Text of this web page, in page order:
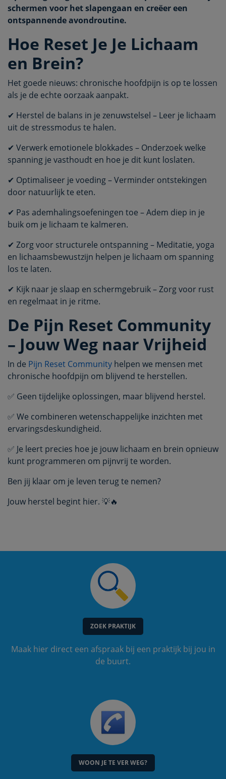
schermen voor het slapengaan en creëer een
ontspannende avondroutine.
Hoe Reset Je Je Lichaam
en Brein?
Het goede nieuws: chronische hoofdpijn is op te lossen
als je de echte oorzaak aanpakt.
✔ Herstel de balans in je zenuwstelsel – Leer je lichaam
uit de stressmodus te halen.
✔ Verwerk emotionele blokkades – Onderzoek welke
spanning je vasthoudt en hoe je dit kunt loslaten.
✔ Optimaliseer je voeding – Verminder ontstekingen
door natuurlijk te eten.
✔ Pas ademhalingsoefeningen toe – Adem diep in je
buik om je lichaam te kalmeren.
✔ Zorg voor structurele ontspanning – Meditatie, yoga
en lichaamsbewustzijn helpen je lichaam om spanning
los te laten.
✔ Kijk naar je slaap en schermgebruik – Zorg voor rust
en regelmaat in je ritme.
De Pijn Reset Community
– Jouw Weg naar Vrijheid
In de Pijn Reset Community helpen we mensen met
chronische hoofdpijn om blijvend te herstellen.
✅ Geen tijdelijke oplossingen, maar blijvend herstel.
✅ We combineren wetenschappelijke inzichten met
ervaringsdeskundigheid.
✅ Je leert precies hoe je jouw lichaam en brein opnieuw
kunt programmeren om pijnvrij te worden.
Ben jij klaar om je leven terug te nemen?
Jouw herstel begint hier. 💡🔥
ZOEK PRAKTIJK
Maak hier direct een afspraak bij een praktijk bij jou in
de buurt.
WOON JE TE VER WEG?